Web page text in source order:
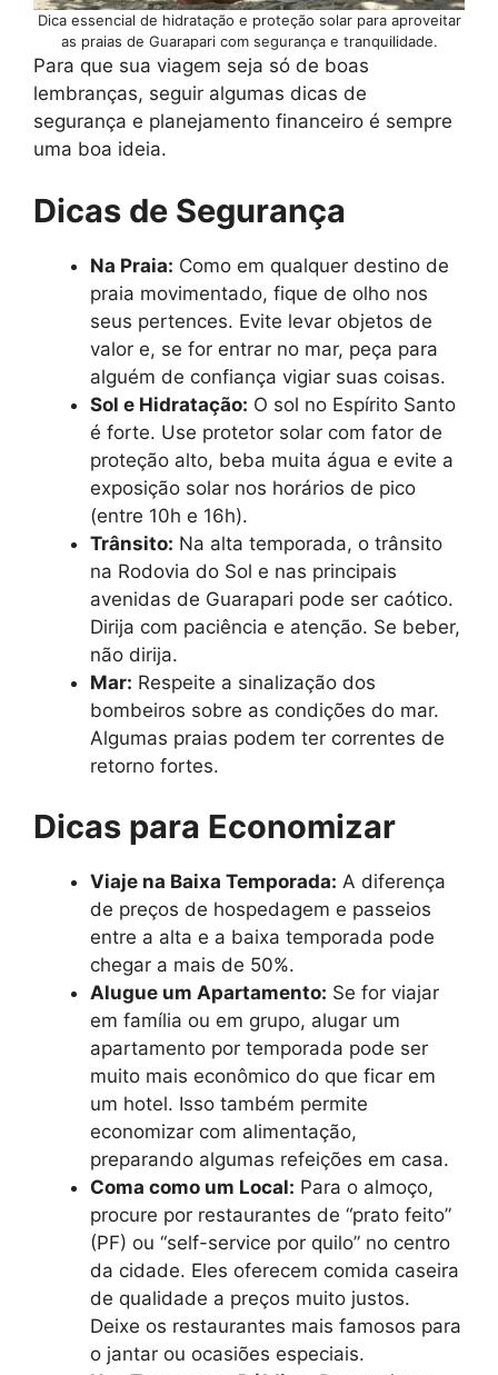
Dica essencial de hidratação e proteção solar para aproveitar
as praias de Guarapari com segurança e tranquilidade.
Para que sua viagem seja só de boas
lembranças, seguir algumas dicas de
segurança e planejamento financeiro é sempre
uma boa ideia.
Dicas de Segurança
Na Praia: Como em qualquer destino de
praia movimentado, fique de olho nos
seus pertences. Evite levar objetos de
valor e, se for entrar no mar, peça para
alguém de confiança vigiar suas coisas.
Sol e Hidratação: O sol no Espírito Santo
é forte. Use protetor solar com fator de
proteção alto, beba muita água e evite a
exposição solar nos horários de pico
(entre 10h e 16h).
Trânsito: Na alta temporada, o trânsito
na Rodovia do Sol e nas principais
avenidas de Guarapari pode ser caótico.
Dirija com paciência e atenção. Se beber,
não dirija.
Mar: Respeite a sinalização dos
bombeiros sobre as condições do mar.
Algumas praias podem ter correntes de
retorno fortes.
Dicas para Economizar
Viaje na Baixa Temporada: A diferença
de preços de hospedagem e passeios
entre a alta e a baixa temporada pode
chegar a mais de 50%.
Alugue um Apartamento: Se for viajar
em família ou em grupo, alugar um
apartamento por temporada pode ser
muito mais econômico do que ficar em
um hotel. Isso também permite
economizar com alimentação,
preparando algumas refeições em casa.
Coma como um Local: Para o almoço,
procure por restaurantes de “prato feito”
(PF) ou “self-service por quilo” no centro
da cidade. Eles oferecem comida caseira
de qualidade a preços muito justos.
Deixe os restaurantes mais famosos para
o jantar ou ocasiões especiais.